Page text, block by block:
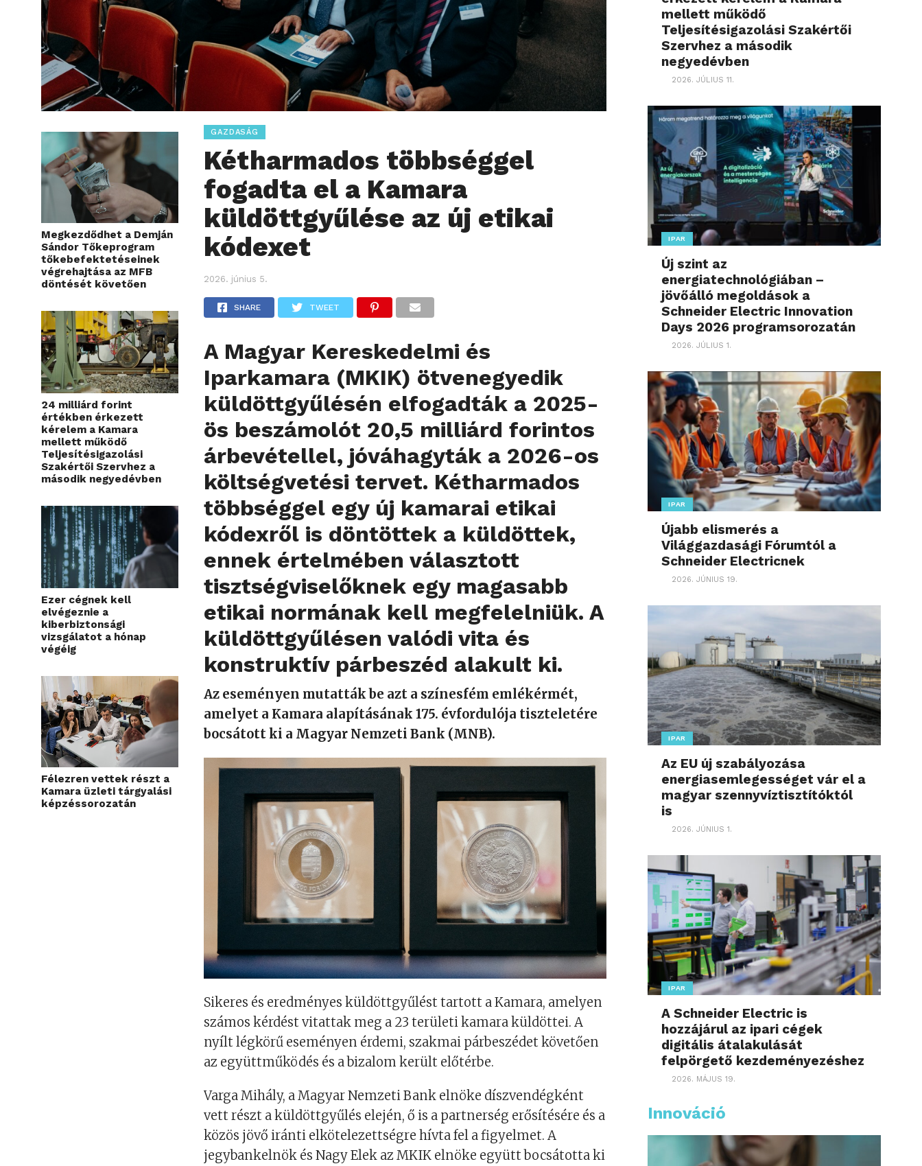
Megkezdődhet a Demján
Sándor Tőkeprogram
tőkebefektetéseinek
végrehajtása az MFB
döntését követően
24 milliárd forint
értékben érkezett
kérelem a Kamara
mellett működő
Teljesítésigazolási
Szakértői Szervhez a
második negyedévben
Ezer cégnek kell
elvégeznie a
kiberbiztonsági
vizsgálatot a hónap
végéig
Félezren vettek részt a
Kamara üzleti tárgyalási
képzéssorozatán
GAZDASÁG
Kétharmados többséggel
fogadta el a Kamara
küldöttgyűlése az új etikai
kódexet
2026. június 5.
SHARE TWEET
A Magyar Kereskedelmi és
Iparkamara (MKIK) ötvenegyedik
küldöttgyűlésén elfogadták a 2025-
ös beszámolót 20,5 milliárd forintos
árbevétellel, jóváhagyták a 2026-os
költségvetési tervet. Kétharmados
többséggel egy új kamarai etikai
kódexről is döntöttek a küldöttek,
ennek értelmében választott
tisztségviselőknek egy magasabb
etikai normának kell megfelelniük. A
küldöttgyűlésen valódi vita és
konstruktív párbeszéd alakult ki.
Az eseményen mutatták be azt a színesfém emlékérmét,
amelyet a Kamara alapításának 175. évfordulója tiszteletére
bocsátott ki a Magyar Nemzeti Bank (MNB).
Sikeres és eredményes küldöttgyűlést tartott a Kamara, amelyen
számos kérdést vitattak meg a 23 területi kamara küldöttei. A
nyílt légkörű eseményen érdemi, szakmai párbeszédet követően
az együttműködés és a bizalom került előtérbe.
Varga Mihály, a Magyar Nemzeti Bank elnöke díszvendégként
vett részt a küldöttgyűlés elején, ő is a partnerség erősítésére és a
közös jövő iránti elkötelezettségre hívta fel a figyelmet. A
jegybankelnök és Nagy Elek az MKIK elnöke együtt bocsátotta ki
mellett működő
Teljesítésigazolási Szakértői
Szervhez a második
negyedévben
2026. JÚLIUS 11.
IPAR
Új szint az
energiatechnológiában –
jövőálló megoldások a
Schneider Electric Innovation
Days 2026 programsorozatán
2026. JÚLIUS 1.
IPAR
Újabb elismerés a
Világgazdasági Fórumtól a
Schneider Electricnek
2026. JÚNIUS 19.
IPAR
Az EU új szabályozása
energiasemlegességet vár el a
magyar szennyvíztisztítóktól
is
2026. JÚNIUS 1.
IPAR
A Schneider Electric is
hozzájárul az ipari cégek
digitális átalakulását
felpörgető kezdeményezéshez
2026. MÁJUS 19.
Innováció